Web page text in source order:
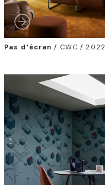
Pas d’écran / CWC / 2022